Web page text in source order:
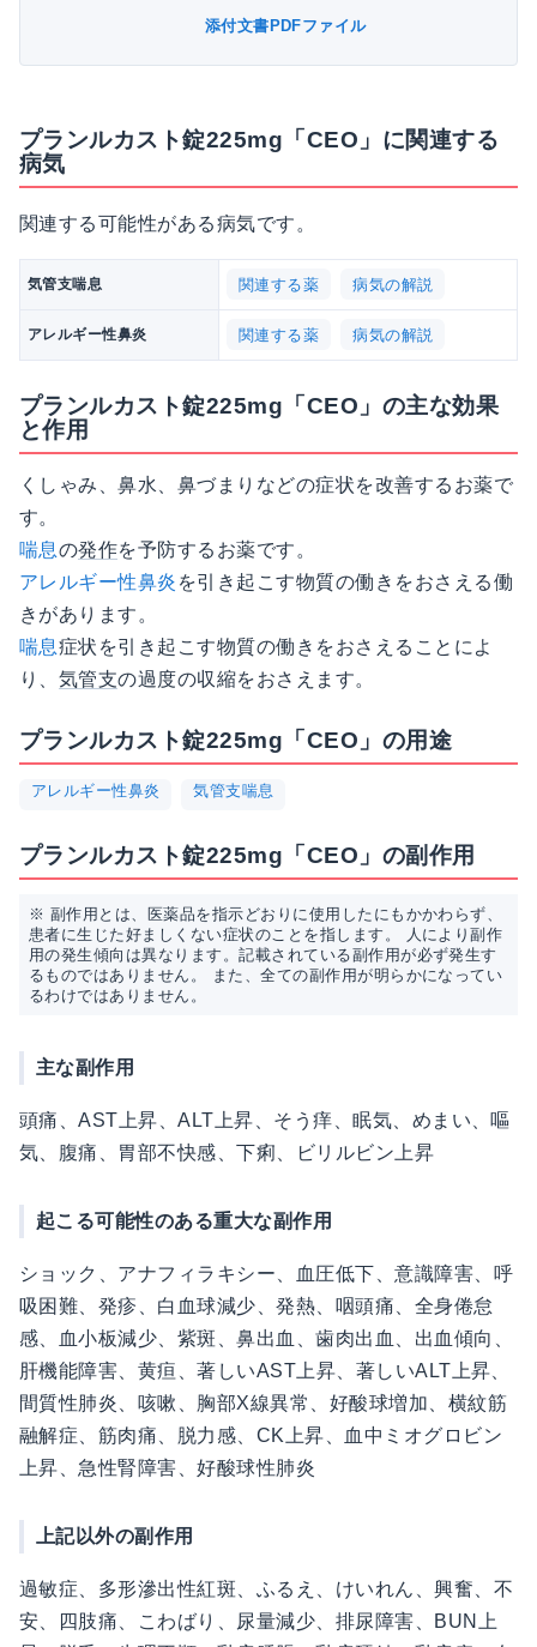
添付文書PDFファイル
プランルカスト錠225mg「CEO」に関連する
病気
関連する可能性がある病気です。
気管支喘息 関連する薬 病気の解説
アレルギー性鼻炎 関連する薬 病気の解説
プランルカスト錠225mg「CEO」の主な効果
と作用
くしゃみ、鼻水、鼻づまりなどの症状を改善するお薬で
す。
喘息の発作を予防するお薬です。
アレルギー性鼻炎 を引き起こす物質の働きをおさえる働
きがあります。
喘息症状を引き起こす物質の働きをおさえることによ
り、 気管支の過度の収縮をおさえます。
プランルカスト錠225mg「CEO」の用途
アレルギー性鼻炎 気管支喘息
プランルカスト錠225mg「CEO」の副作用
※ 副作用とは、医薬品を指示どおりに使用したにもかかわらず、
患者に生じた好ましくない症状のことを指します。 人により副作
用の発生傾向は異なります。記載されている副作用が必ず発生す
るものではありません。 また、全ての副作用が明らかになってい
るわけではありません。
主な副作用
頭痛、AST上昇、ALT上昇、そう痒、眠気、めまい、嘔
気、腹痛、胃部不快感、下痢、ビリルビン上昇
起こる可能性のある重大な副作用
ショック、アナフィラキシー、血圧低下、意識障害、呼
吸困難、発疹、白血球減少、発熱、咽頭痛、全身倦怠
感、血小板減少、紫斑、鼻出血、歯肉出血、出血傾向、
肝機能障害、黄疸、著しいAST上昇、著しいALT上昇、
間質性肺炎、咳嗽、胸部X線異常、好酸球増加、横紋筋
融解症、筋肉痛、脱力感、CK上昇、血中ミオグロビン
上昇、急性腎障害、好酸球性肺炎
上記以外の副作用
過敏症、多形滲出性紅斑、ふるえ、けいれん、興奮、不
安、四肢痛、こわばり、尿量減少、排尿障害、BUN上